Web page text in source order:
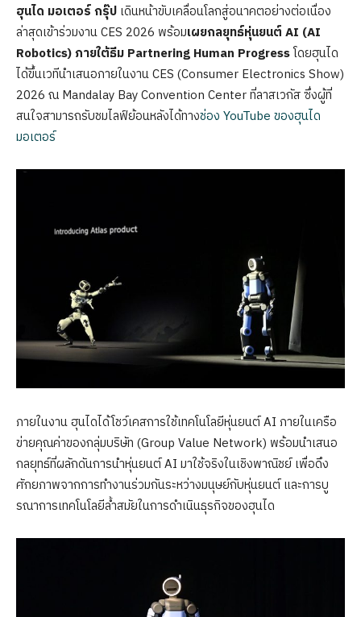
ฮุนได มอเตอร์ กรุ๊ป เดินหน้าขับเคลื่อนโลกสู่อนาคตอย่างต่อเนื่อง
ล่าสุดเข้าร่วมงาน CES 2026 พร้อมเผยกลยุทธ์หุ่นยนต์ AI (AI
Robotics) ภายใต้ธีม Partnering Human Progressโดยฮุนได
ได้ขึ้นเวทีนำเสนอภายในงาน CES (Consumer Electronics Show)
2026 ณ Mandalay Bay Convention Center ที่ลาสเวกัส ซึ่งผู้ที่
สนใจสามารถรับชมไลฟ์ย้อนหลังได้ทางช่อง YouTube ของฮุนได
มอเตอร์
ภายในงาน ฮุนไดได้โชว์เคสการใช้เทคโนโลยีหุ่นยนต์ AI ภายในเครือ
ข่ายคุณค่าของกลุ่มบริษัท (Group Value Network) พร้อมนำเสนอ
กลยุทธ์ที่ผลักดันการนำหุ่นยนต์ AI มาใช้จริงในเชิงพาณิชย์ เพื่อดึง
ศักยภาพจากการทำงานร่วมกันระหว่างมนุษย์กับหุ่นยนต์ และการบู
รณาการเทคโนโลยีล้ำสมัยในการดำเนินธุรกิจของฮุนได